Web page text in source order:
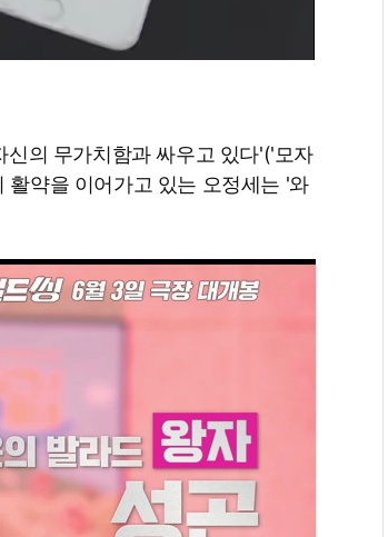
의 무가치함과 싸우고 있다'('모자
약을 이어가고 있는 오정세는 '와